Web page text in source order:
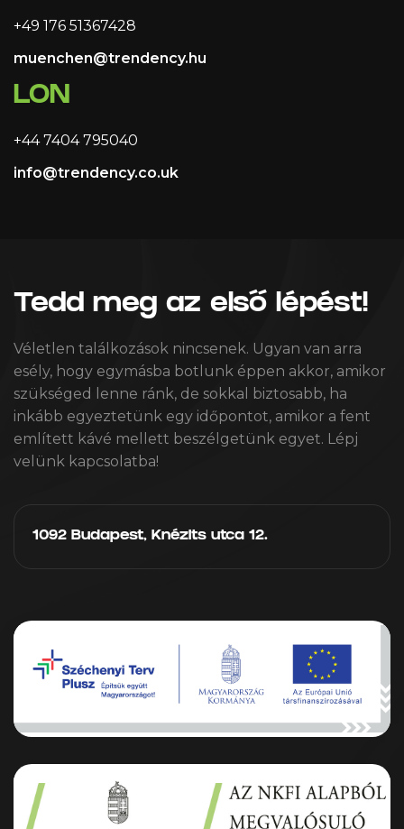
+49 176 51367428
muenchen@trendency.hu
LON
+44 7404 795040
info@trendency.co.uk
Tedd meg az első lépést!
Véletlen találkozások nincsenek. Ugyan van arra
esély, hogy egymásba botlunk éppen akkor, amikor
szükséged lenne ránk, de sokkal biztosabb, ha
inkább egyeztetünk egy időpontot, amikor a fent
említett kávé mellett beszélgetünk egyet. Lépj
velünk kapcsolatba!
1092 Budapest, Knézits utca 12.